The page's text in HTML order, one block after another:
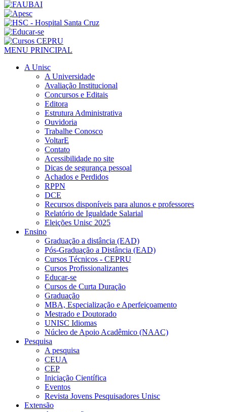
MENU PRINCIPAL
A Unisc
A Universidade
Avaliação Institucional
Concursos e Editais
Editora
Estrutura Administrativa
Ouvidoria
Trabalhe Conosco
VoltarE
Contato
Acessibilidade no site
Dicas de segurança pessoal
Achados e Perdidos
RPPN
DCE
Recursos disponíveis para alunos e professores
Relatório de Igualdade Salarial
Eleições Unisc 2025
Ensino
Graduação a distância (EAD)
Pós-Graduação a Distância (EAD)
Cursos Técnicos - CEPRU
Cursos Profissionalizantes
Educar-se
Cursos de Curta Duração
Graduação
MBA, Especialização e Aperfeiçoamento
Mestrado e Doutorado
UNISC Idiomas
Núcleo de Apoio Acadêmico (NAAC)
Pesquisa
A pesquisa
CEUA
CEP
Iniciação Científica
Eventos
Revista Jovens Pesquisadores Unisc
Extensão